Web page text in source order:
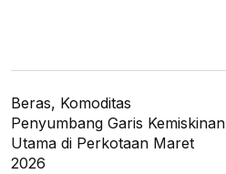
Beras, Komoditas
Penyumbang Garis Kemiskinan
Utama di Perkotaan Maret
2026